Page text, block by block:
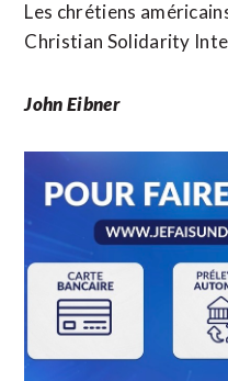
Les chrétiens
Christian Solidarity
John Eibner